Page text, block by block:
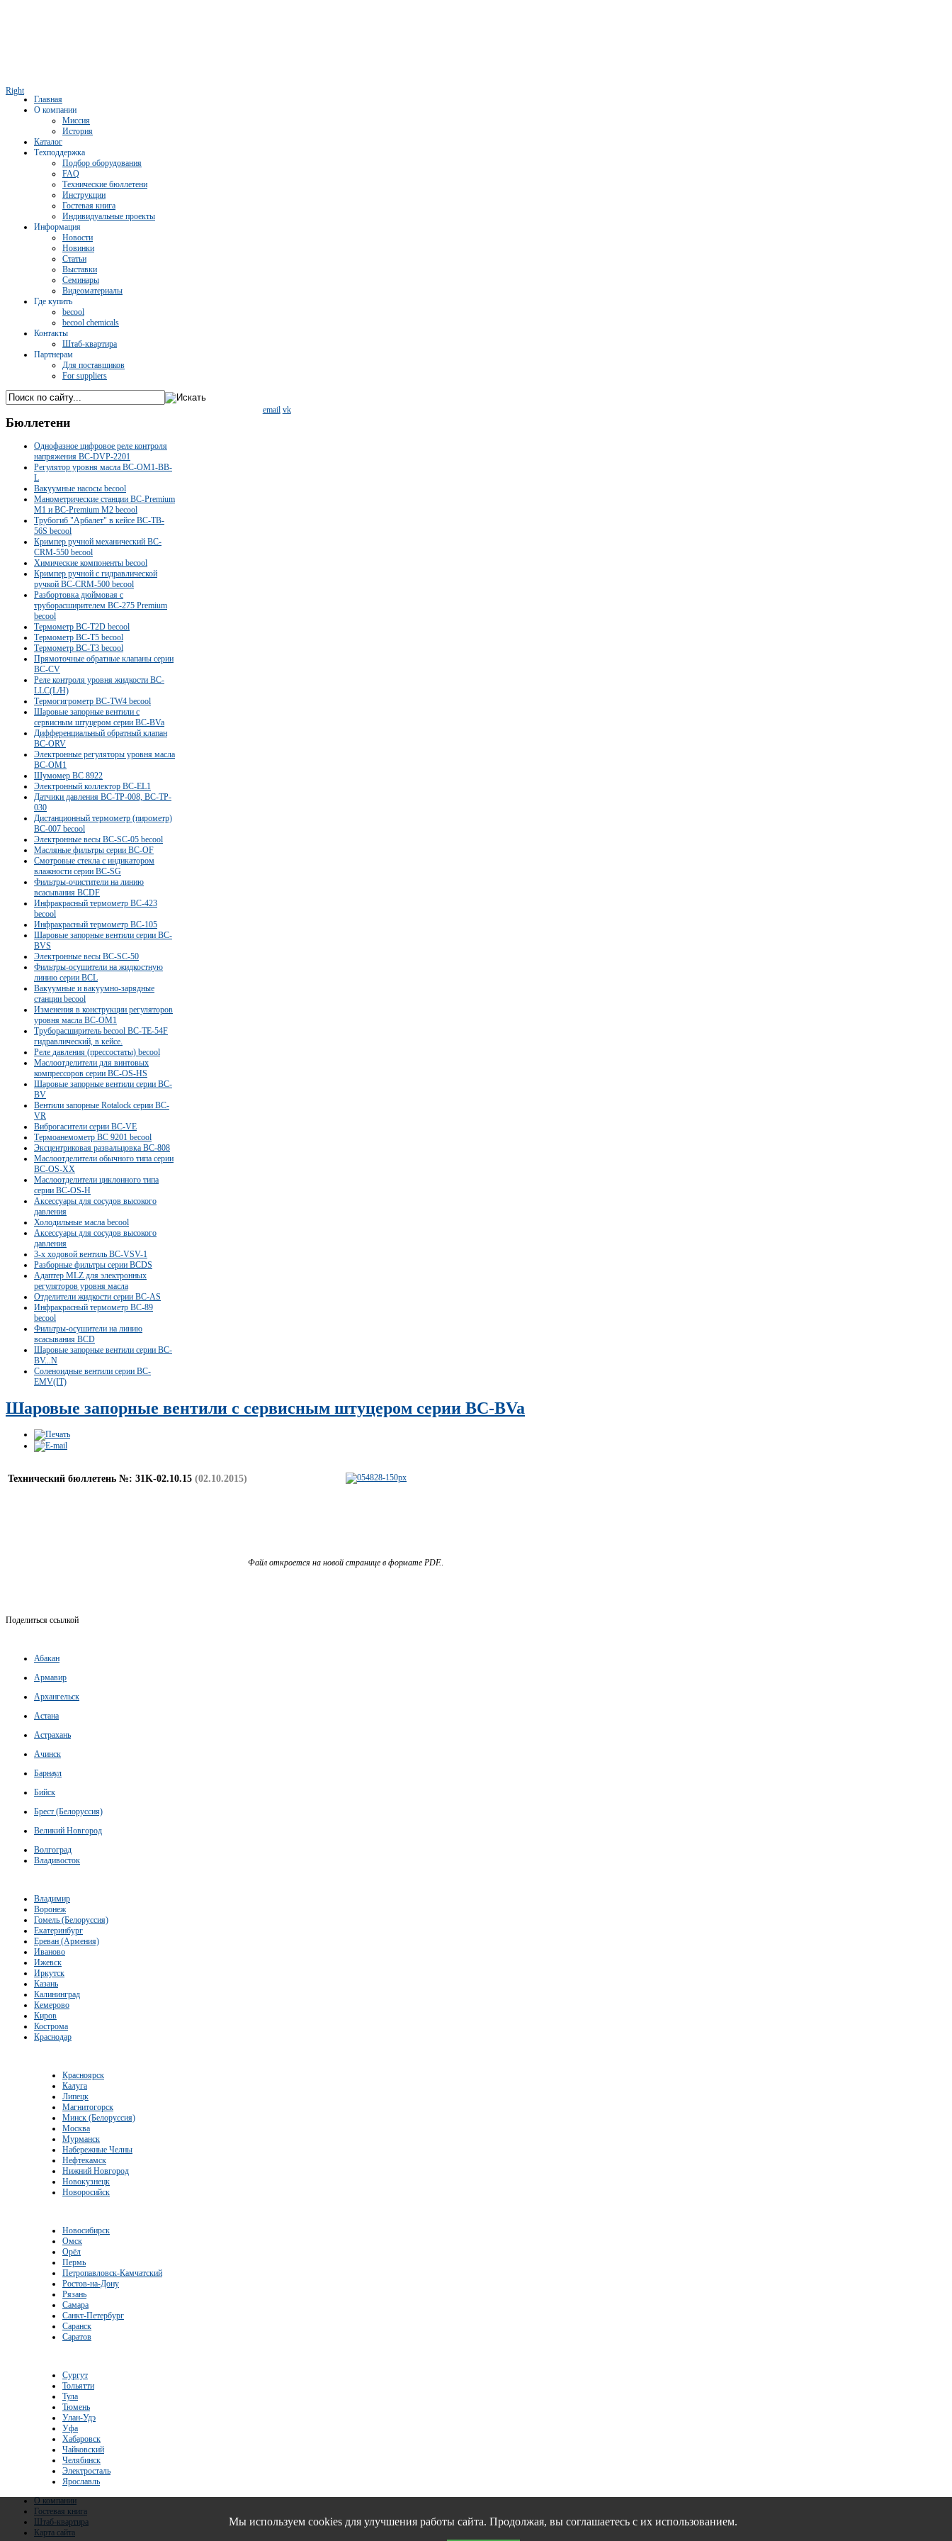
Right
Главная
О компании
Миссия
История
Каталог
Техподдержка
Подбор оборудования
FAQ
Технические бюллетени
Инструкции
Гостевая книга
Индивидуальные проекты
Информация
Новости
Новинки
Статьи
Выставки
Семинары
Видеоматериалы
Где купить
becool
becool chemicals
Контакты
Штаб-квартира
Партнерам
Для поставщиков
For suppliers
email vk
Бюллетени
Однофазное цифровое реле контроля
напряжения BC-DVP-2201
Регулятор уровня масла BC-OM1-BB-
L
Вакуумные насосы becool
Манометрические станции BC-Premium
M1 и BC-Premium M2 becool
Трубогиб "Арбалет" в кейсе BC-TB-
56S becool
Кримпер ручной механический BC-
CRM-550 becool
Химические компоненты becool
Кримпер ручной с гидравлической
ручкой BC-CRM-500 becool
Разбортовка дюймовая с
труборасширителем BC-275 Premium
becool
Термометр BC-T2D becool
Термометр BC-T5 becool
Термометр BC-T3 becool
Прямоточные обратные клапаны серии
BC-CV
Реле контроля уровня жидкости ВС-
LLC(L/H)
Термогигрометр BC-TW4 becool
Шаровые запорные вентили с
сервисным штуцером серии BC-BVa
Дифференциальный обратный клапан
BC-ORV
Электронные регуляторы уровня масла
BC-OM1
Шумомер BC 8922
Электронный коллектор BC-EL1
Датчики давления BC-TP-008, BC-TP-
030
Дистанционный термометр (пирометр)
BC-007 becool
Электронные весы BC-SC-05 becool
Масляные фильтры серии BC-OF
Смотровые стекла c индикатором
влажности серии BC-SG
Фильтры-очистители на линию
всасывания BCDF
Инфракрасный термометр BC-423
becool
Инфракрасный термометр BC-105
Шаровые запорные вентили серии BC-
BVS
Электронные весы BC-SC-50
Фильтры-осушители на жидкостную
линию серии BCL
Вакуумные и вакуумно-зарядные
станции becool
Изменения в конструкции регуляторов
уровня масла BC-OM1
Труборасширитель becool BC-TE-54F
гидравлический, в кейсе.
Реле давления (прессостаты) becool
Маслоотделители для винтовых
компрессоров серии ВС-OS-HS
Шаровые запорные вентили серии BC-
BV
Вентили запорные Rotalock серии BC-
VR
Виброгасители серии BC-VE
Термоанемометр BC 9201 becool
Эксцентриковая развальцовка ВС-808
Маслоотделители обычного типа серии
ВС-OS-XX
Маслоотделители циклонного типа
серии ВС-OS-Н
Аксессуары для сосудов высокого
давления
Холодильные масла becool
Аксессуары для сосудов высокого
давления
3-х ходовой вентиль BC-VSV-1
Разборные фильтры серии BCDS
Адаптер MLZ для электронных
регуляторов уровня масла
Отделители жидкости серии ВС-AS
Инфракрасный термометр BC-89
becool
Фильтры-осушители на линию
всасывания BCD
Шаровые запорные вентили серии BC-
BV...N
Соленоидные вентили серии BC-
EMV(IT)
Шаровые запорные вентили с сервисным штуцером серии BC-BVa
Технический бюллетень №: 31K-02.10.15 (02.10.2015)
Файл откроется на новой странице в формате PDF..
Поделиться ссылкой
Абакан
Армавир
Архангельск
Астана
Астрахань
Ачинск
Барнаул
Бийск
Брест (Белоруссия)
Великий Новгород
Волгоград
Владивосток
Владимир
Воронеж
Гомель (Белоруссия)
Екатеринбург
Ереван (Армения)
Иваново
Ижевск
Иркутск
Казань
Калининград
Кемерово
Киров
Кострома
Краснодар
Красноярск
Калуга
Липецк
Магнитогорск
Минск (Белоруссия)
Москва
Мурманск
Набережные Челны
Нефтекамск
Нижний Новгород
Новокузнецк
Новоросийск
Новосибирск
Омск
Орёл
Пермь
Петропавловск-Камчатский
Ростов-на-Дону
Рязань
Самара
Санкт-Петербург
Саранск
Саратов
Сургут
Тольятти
Тула
Тюмень
Улан-Удэ
Уфа
Хабаровск
Чайковский
Челябинск
Электросталь
Ярославль
О компании
Гостевая книга
Штаб-квартира
Карта сайта
Мы используем cookies для улучшения работы сайта. Продолжая, вы соглашаетесь с их использованием.